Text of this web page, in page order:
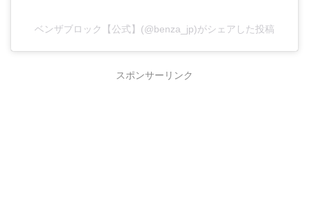
ベンザブロック【公式】(@benza_jp)がシェアした投稿
スポンサーリンク